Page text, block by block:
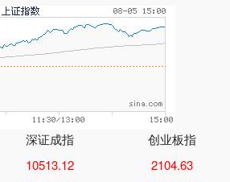
深证成指
10513.12
创业板指
2104.63